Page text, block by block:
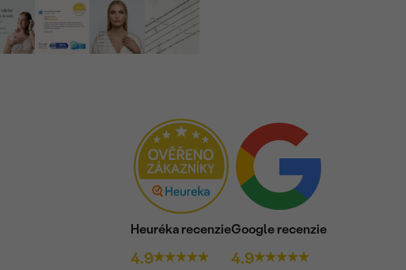
Heuréka recenzie
4.9
Google recenzie
4.9